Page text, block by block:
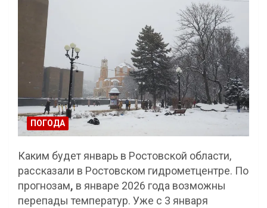
ПОГОДА
Каким будет январь в Ростовской области,
рассказали в Ростовском гидрометцентре. По
прогнозам, в январе 2026 года возможны
перепады температур. Уже с 3 января